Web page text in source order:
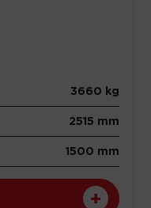
3660 kg
2515 mm
1500 mm